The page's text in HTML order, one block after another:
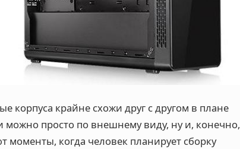
корпуса крайне схожи друг с другом в плане
просто по внешнему виду, ну и, конечно,
когда человек планирует сборку